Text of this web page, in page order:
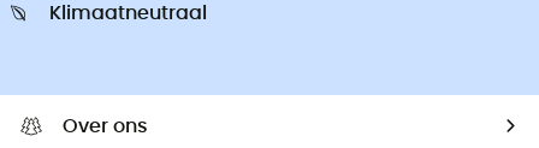
Klimaatneutraal
Over ons